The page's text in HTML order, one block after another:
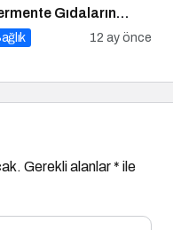
Gıdaların
Yeri ve
12 ay önce
Gerekli alanlar* ile